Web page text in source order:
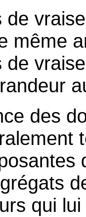
de
même
de
des
qui